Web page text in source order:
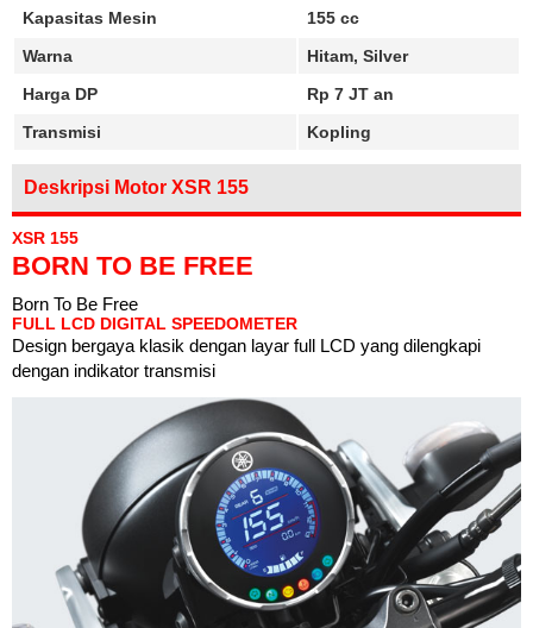
Kapasitas Mesin
155 cc
Warna
Hitam, Silver
Harga DP
Rp 7 JT an
Transmisi
Kopling
Deskripsi Motor XSR 155
XSR 155
BORN TO BE FREE
Born To Be Free
FULL LCD DIGITAL SPEEDOMETER
Design bergaya klasik dengan layar full LCD yang dilengkapi
dengan indikator transmisi